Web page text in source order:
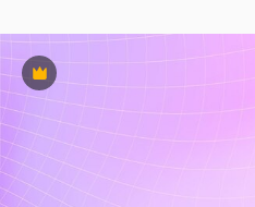
พรีเมี่ยม